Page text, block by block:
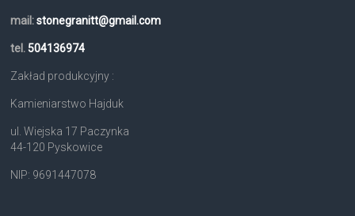
mail:stonegranitt@gmail.com
tel. 504136974
Zakład produkcyjny :
Kamieniarstwo Hajduk
ul. Wiejska 17 Paczynka
44-120 Pyskowice
NIP: 9691447078